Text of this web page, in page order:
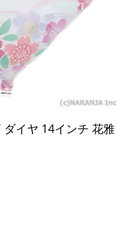
イヤ 14インチ 花雅